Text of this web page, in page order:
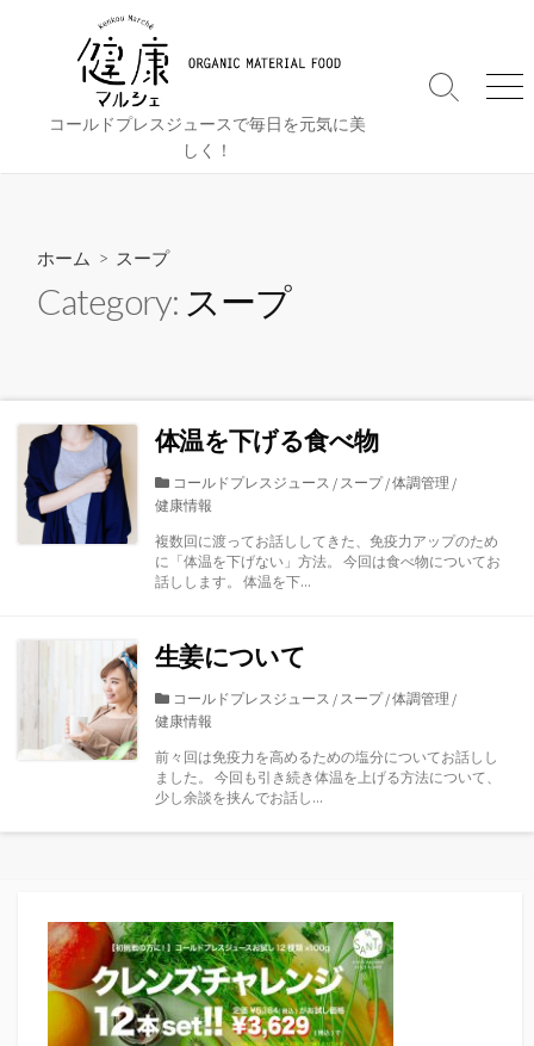
コールドプレスジュースで毎日を元気に美
しく！
検
メ
ホーム > スープ
Category: スープ
体温を下げる食べ物
カ
テ
リ
ー
コールドプレスジュース / スープ/体調管理 /
健康情報
複数回に渡ってお話ししてきた、免疫力アップのため
に「体温を下げない」方法。 今回は食べ物についてお
話しします。 体温を下...
生姜について
カ
テ
リ
ー
コールドプレスジュース / スープ/体調管理 /
健康情報
前々回は免疫力を高めるための塩分についてお話しし
ました。 今回も引き続き体温を上げる方法について、
少し余談を挟んでお話し...